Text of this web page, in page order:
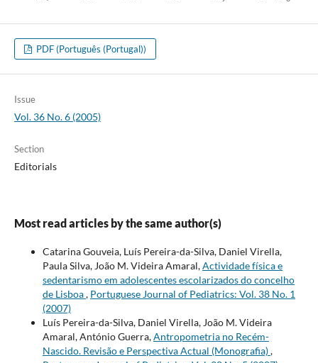
PDF (Português (Portugal))
Issue
Vol. 36 No. 6 (2005)
Section
Editorials
Most read articles by the same author(s)
Catarina Gouveia, Luís Pereira-da-Silva, Daniel Virella,
Paula Silva, João M. Videira Amaral,Actividade física e
sedentarismo em adolescentes escolarizados do concelho
de Lisboa, Portuguese Journal of Pediatrics: Vol. 38 No. 1
(2007)
Luís Pereira-da-Silva, Daniel Virella, João M. Videira
Amaral, António Guerra,Antropometria no Recém-
Nascido. Revisão e Perspectiva Actual (Monografia),